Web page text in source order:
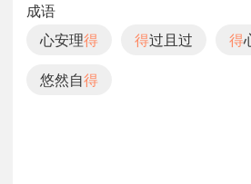
果的补语
好得很 累得满头大汗。
9、（dé）用于情况不如意的时候
成语
心安理得 得过且过 得
悠然自得